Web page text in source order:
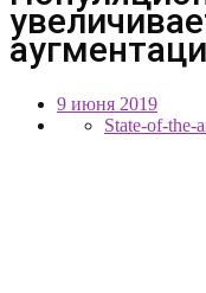
9 июня 2019
State-of-the-